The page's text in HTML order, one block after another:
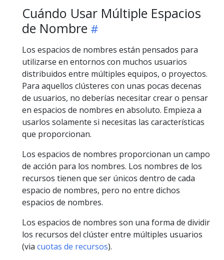
Cuándo Usar Múltiple Espacios
de Nombre
Los espacios de nombres están pensados para
utilizarse en entornos con muchos usuarios
distribuidos entre múltiples equipos, o proyectos.
Para aquellos clústeres con unas pocas decenas
de usuarios, no deberías necesitar crear o pensar
en espacios de nombres en absoluto. Empieza a
usarlos solamente si necesitas las características
que proporcionan.
Los espacios de nombres proporcionan un campo
de acción para los nombres. Los nombres de los
recursos tienen que ser únicos dentro de cada
espacio de nombres, pero no entre dichos
espacios de nombres.
Los espacios de nombres son una forma de dividir
los recursos del clúster entre múltiples usuarios
(via cuotas de recursos).